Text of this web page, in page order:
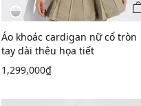
Thêm vào giỏ
Áo khoác cardigan nữ cổ tròn
tay dài thêu họa tiết
1,299,000₫